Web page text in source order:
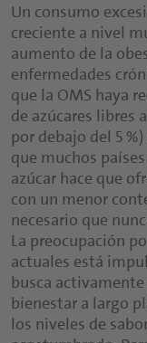
Un consumo
creciente a nivel
aumento de la
enfermedades
que la OMS haya
de azúcares libres
por debajo del 5
que muchos
azúcar hace que
con un menor
necesario que
La preocupación
actuales está
busca
bienestar a largo
los niveles de